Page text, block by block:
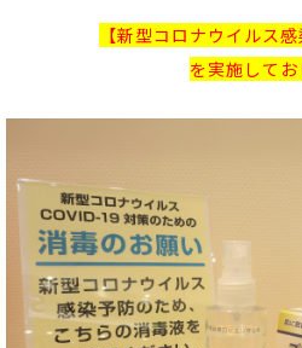
【新型コロナウイルス
を実施して